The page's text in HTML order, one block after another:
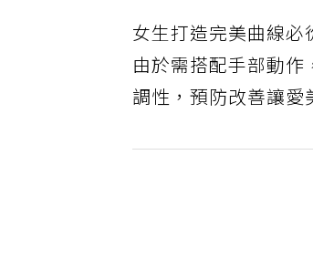
女生打造完美曲線
由於需搭配手部動
調性，預防改善讓愛